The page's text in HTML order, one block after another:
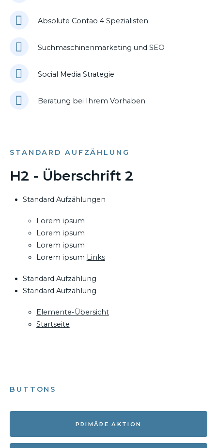
Absolute Contao 4 Spezialisten
Suchmaschinenmarketing und SEO
Social Media Strategie
Beratung bei Ihrem Vorhaben
STANDARD AUFZÄHLUNG
H2 - Überschrift 2
Standard Aufzählungen
Lorem ipsum
Lorem ipsum
Lorem ipsum
Lorem ipsum Links
Standard Aufzählung
Standard Aufzählung
Elemente-Übersicht
Startseite
BUTTONS
PRIMÄRE AKTION